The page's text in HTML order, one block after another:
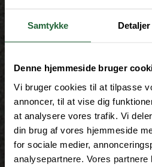
Samtykke Detaljer
Denne hjemmeside bruger
Vi bruger cookies til at tilpasse
annoncer, til at vise dig
at analysere vores trafik. Vi
din brug af vores hjemmeside
for sociale medier,
analysepartnere. Vores